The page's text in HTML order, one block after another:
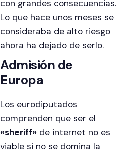
con grandes consecuencias.
Lo que hace unos meses se
consideraba de alto riesgo
ahora ha dejado de serlo.
Admisión de
Europa
Los eurodiputados
comprenden que ser el
«sheriff» de internet no es
viable si no se domina la